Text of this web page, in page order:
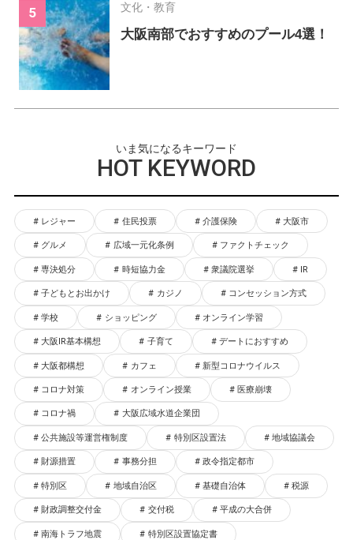
文化・教育
大阪南部でおすすめのプール4選！
いま気になるキーワード
HOT KEYWORD
レジャー 住民投票 介護保険 大阪市
グルメ 広域一元化条例 ファクトチェック
専決処分 時短協力金 衆議院選挙 IR
子どもとお出かけ カジノ コンセッション方式
学校 ショッピング オンライン学習
大阪IR基本構想 子育て デートにおすすめ
大阪都構想 カフェ 新型コロナウイルス
コロナ対策 オンライン授業 医療崩壊
コロナ禍 大阪広域水道企業団
公共施設等運営権制度 特別区設置法 地域協議会
財源措置 事務分担 政令指定都市
特別区 地域自治区 基礎自治体 税源
財政調整交付金 交付税 平成の大合併
南海トラフ地震 特別区設置協定書